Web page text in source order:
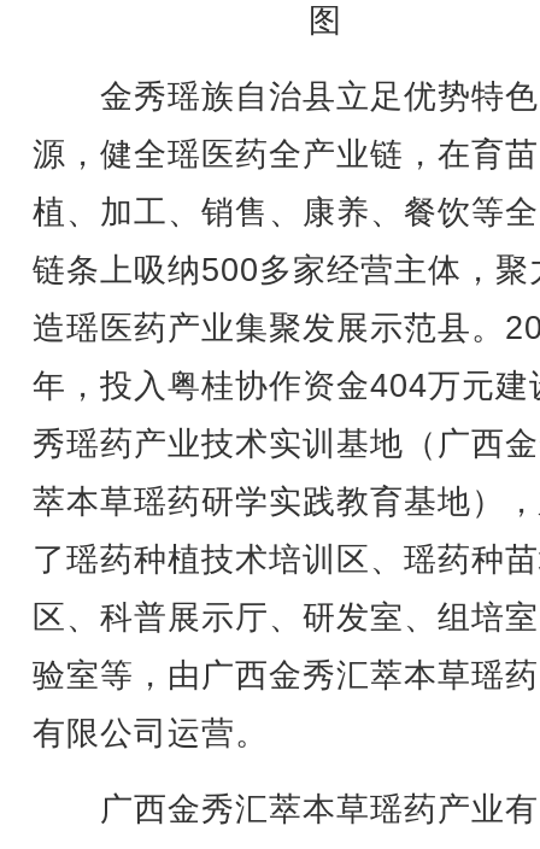
图
金秀瑶族自治县立足优势特
源，健全瑶医药全产业链，在育
植、加工、销售、康养、餐饮等
链条上吸纳500多家经营主体，聚
造瑶医药产业集聚发展示范县。
年，投入粤桂协作资金404万元建
秀瑶药产业技术实训基地（广西
萃本草瑶药研学实践教育基地）
了瑶药种植技术培训区、瑶药种
区、科普展示厅、研发室、组培
验室等，由广西金秀汇萃本草瑶
有限公司运营。
广西金秀汇萃本草瑶药产业